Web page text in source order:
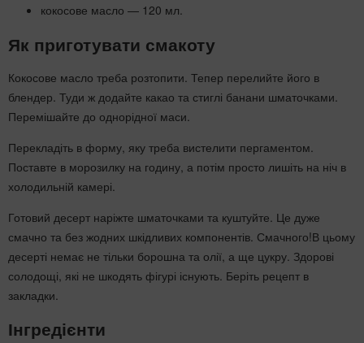
кокосове масло — 120 мл.
Як приготувати смакоту
Кокосове масло треба розтопити. Тепер перелийте його в
блендер. Туди ж додайте какао та стиглі банани шматочками.
Перемішайте до однорідної маси.
Перекладіть в форму, яку треба вистелити пергаментом.
Поставте в морозилку на годину, а потім просто лишіть на ніч в
холодильній камері.
Готовий десерт наріжте шматочками та куштуйте. Це дуже
смачно та без жодних шкідливих компонентів. Смачного!В цьому
десерті немає не тільки борошна та олії, а ще цукру. Здорові
солодощі, які не шкодять фігурі існують. Беріть рецепт в
закладки.
Інгредієнти